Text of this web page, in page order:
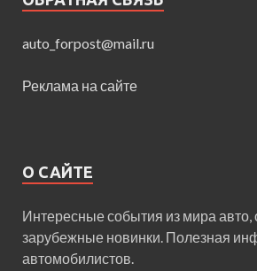
auto_forpost@mail.ru
Реклама на сайте
О САЙТЕ
Интересные события из мира авто,
зарубежные новинки. Полезная
автомобилистов.